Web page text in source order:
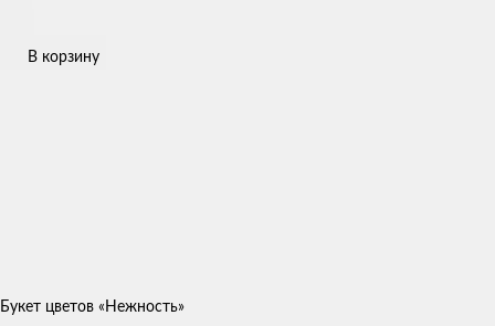
В корзину
Букет цветов «Нежность»